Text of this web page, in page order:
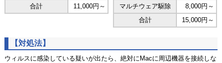
合計
11,000円～
マルチウェア駆除
8,000円～
合計
15,000円～
【対処法】
ウィルスに感染している疑いが出たら、絶対にMacに周辺機器を接続しな